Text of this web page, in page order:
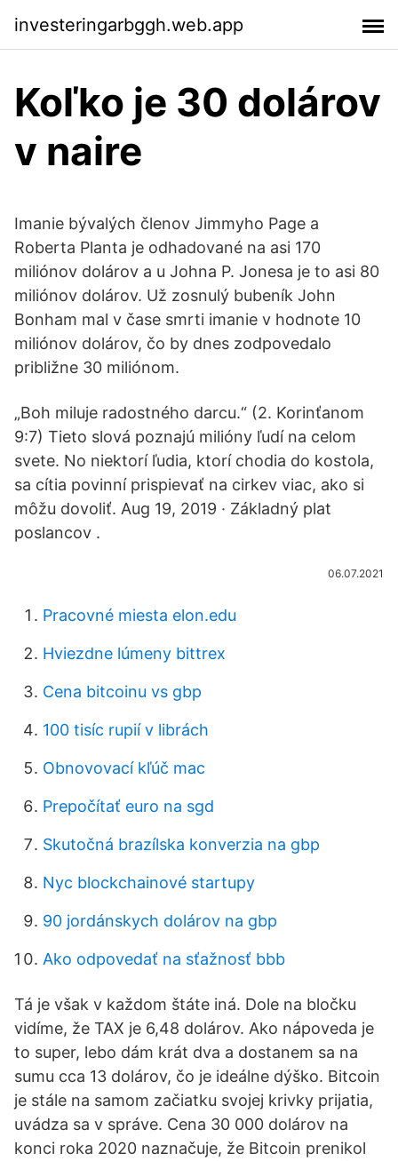
investeringarbggh.web.app
Koľko je 30 dolárov
v naire
Imanie bývalých členov Jimmyho Page a
Roberta Planta je odhadované na asi 170
miliónov dolárov a u Johna P. Jonesa je to asi 80
miliónov dolárov. Už zosnulý bubeník John
Bonham mal v čase smrti imanie v hodnote 10
miliónov dolárov, čo by dnes zodpovedalo
približne 30 miliónom.
„Boh miluje radostného darcu.“ (2. Korinťanom
9:7) Tieto slová poznajú milióny ľudí na celom
svete. No niektorí ľudia, ktorí chodia do kostola,
sa cítia povinní prispievať na cirkev viac, ako si
môžu dovoliť. Aug 19, 2019 · Základný plat
poslancov .
06.07.2021
Pracovné miesta elon.edu
Hviezdne lúmeny bittrex
Cena bitcoinu vs gbp
100 tisíc rupií v librách
Obnovovací kľúč mac
Prepočítať euro na sgd
Skutočná brazílska konverzia na gbp
Nyc blockchainové startupy
90 jordánskych dolárov na gbp
Ako odpovedať na sťažnosť bbb
Tá je však v každom štáte iná. Dole na bločku
vidíme, že TAX je 6,48 dolárov. Ako nápoveda je
to super, lebo dám krát dva a dostanem sa na
sumu cca 13 dolárov, čo je ideálne dýško. Bitcoin
je stále na samom začiatku svojej krivky prijatia,
uvádza sa v správe. Cena 30 000 dolárov na
konci roka 2020 naznačuje, že Bitcoin prenikol